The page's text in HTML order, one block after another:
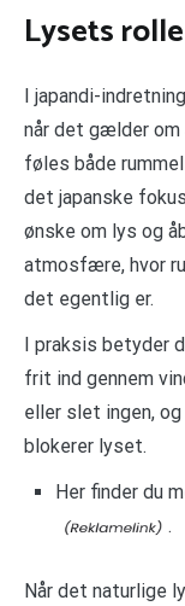
Lysets
I japandi-
når det gælder om
føles både
det japanske
ønske om lys og
atmosfære, hvor
det egentlig er.
I praksis betyder
frit ind gennem
eller slet ingen,
blokerer lyset.
Her finder du
.
Når det naturlige